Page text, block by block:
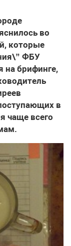
во
которые
ФБУ
брифинге,
в
чаще всего